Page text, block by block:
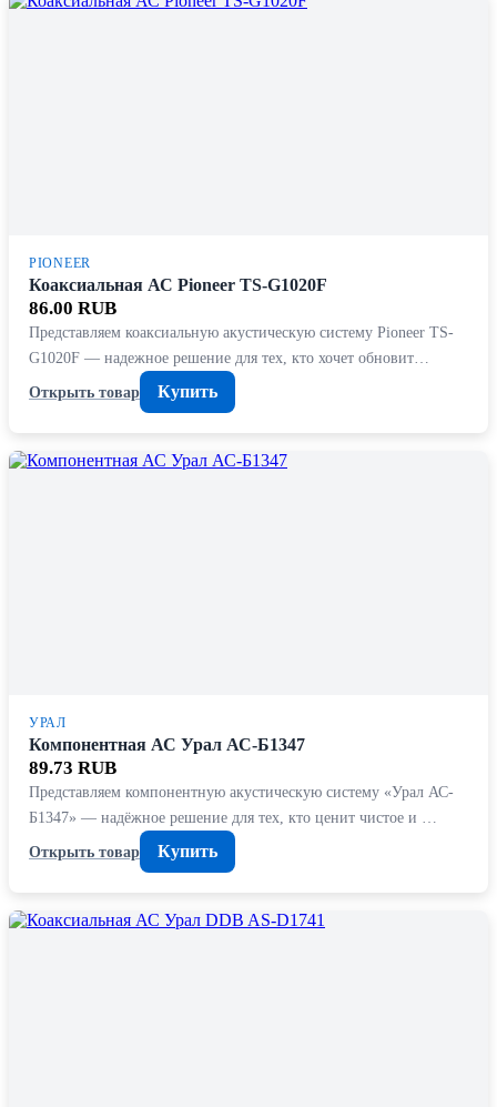
PIONEER
Коаксиальная АС Pioneer TS-G1020F
86.00 RUB
Представляем коаксиальную акустическую систему Pioneer TS-
G1020F — надежное решение для тех, кто хочет обновит…
Открыть товар
Купить
УРАЛ
Компонентная АС Урал АС-Б1347
89.73 RUB
Представляем компонентную акустическую систему «Урал АС-
Б1347» — надёжное решение для тех, кто ценит чистое и …
Открыть товар
Купить